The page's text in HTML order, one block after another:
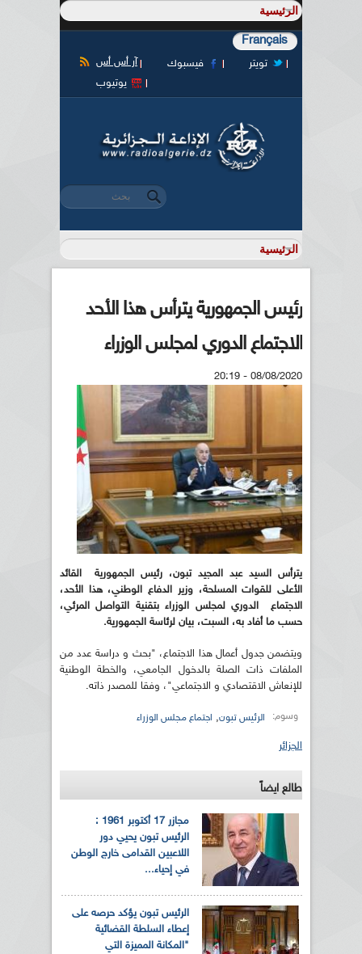
Français
آر أس أس فيسبوك
تويتر
يوتيوب
استمارة البحث
‏بحث ‏
رئيس الجمهورية يترأس هذا الأحد
الاجتماع الدوري لمجلس الوزراء
08/08/2020 - 20:19
يترأس السيد عبد المجيد تبون، رئيس الجمهورية القائد
الأعلى للقوات المسلحة، وزير الدفاع الوطني، هذا الأحد،
الاجتماع الدوري لمجلس الوزراء بتقنية التواصل المرئي،
حسب ما أفاد به، السبت، بيان لرئاسة الجمهورية.
ويتضمن جدول أعمال هذا الاجتماع، "بحث و دراسة عدد من
الملفات ذات الصلة بالدخول الجامعي، والخطة الوطنية
للإنعاش الاقتصادي و الاجتماعي"، وفقا للمصدر ذاته.
وسوم: الرئيس تبون, اجتماع مجلس الوزراء
الجزائر
طالع ايضاً
مجازر 17 أكتوبر 1961 :
الرئيس تبون يحيي دور
اللاعبين القدامى خارج الوطن
في إحياء...
الرئيس تبون يؤكد حرصه على
إعطاء السلطة القضائية
"المكانة المميزة التي